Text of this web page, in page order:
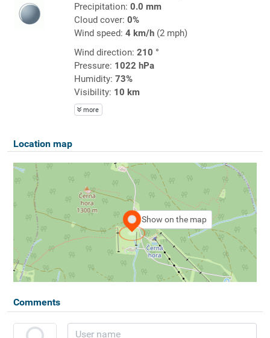
Precipitation: 0.0 mm
Cloud cover: 0%
Wind speed: 4 km/h(2 mph)
Wind direction: 210 °
Pressure: 1022 hPa
Humidity: 73%
Visibility: 10 km
more
Location map
Show on the map
Comments